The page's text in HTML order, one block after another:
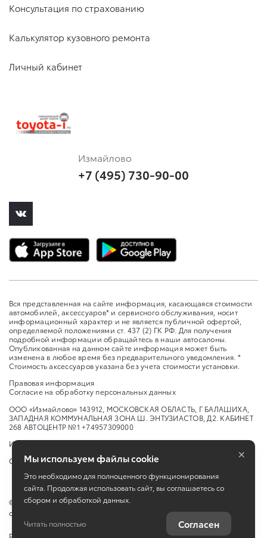
Консультация по страхованию
Калькулятор кузовного ремонта
Личный кабинет
Измайлово
+7 (495) 730-90-00
Вся представленная на сайте информация, касающаяся стоимости
автомобилей, аксессуаров* и сервисного обслуживания, носит
информационный характер и не является публичной офертой,
определяемой положениями ст. 437 (2) ГК РФ. Для получения
подробной информации обращайтесь в наши автосалоны.
Опубликованная на данном сайте информация может быть
изменена в любое время без предварительного уведомления. *
Стоимость аксессуаров указана без учета стоимости установки.
Правовая информация
Согласие на обработку персональных данных
ООО «Измайлово» 143912, МОСКОВСКАЯ ОБЛАСТЬ, Г БАЛАШИХА,
ЗАПАДНАЯ КОММУНАЛЬНАЯ ЗОНА Ш. ЭНТУЗИАСТОВ, Д2. КАБИНЕТ
268 АВТОЦЕНТР №1 +74957309000
Изменить настройку cookies
Сбросить cookie
© 2026ООО "Измайлово" ш. Энтузиастов, 2, Балашиха, Московская
обл.
Работает на технологиях
Мы используем файлы cookie
Это необходимо для полноценного функционирования
сайта. Продолжая использовать сайт, вы соглашаетесь со
сбором и обработкой данных.
Читать полностью Согласен
×